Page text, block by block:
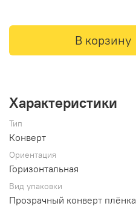
В корзину
Характеристики
Тип
Конверт
Ориентация
Горизонтальная
Вид упаковки
Прозрачный конверт плёнка